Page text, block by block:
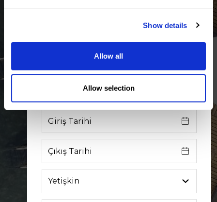
Show details
Allow all
Allow selection
444 7 107
Rezervasyon Yap!